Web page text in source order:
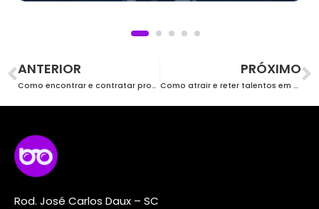
ANTERIOR
Como encontrar e contratar programadores JAVA
PRÓXIMO
Como atrair e reter talentos em TI da nova geração
Rod. José Carlos Daux – SC